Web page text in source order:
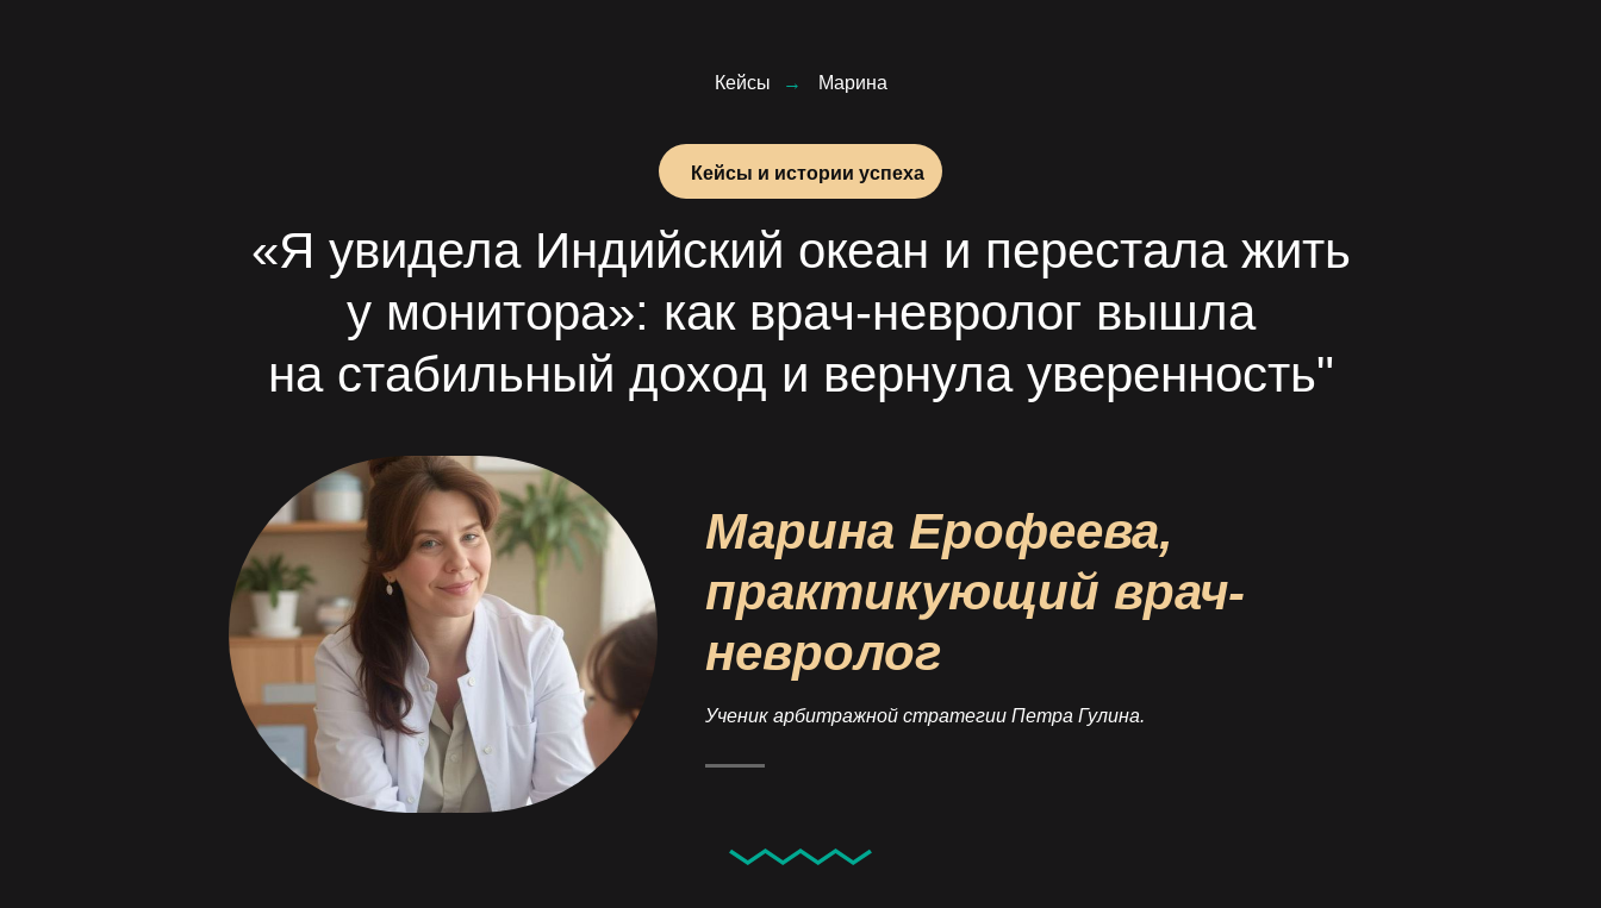
Кейсы → Марина
«Я увидела Индийский океан и перестала жить
у монитора»: как врач-невролог вышла
на стабильный доход и вернула уверенность"
Кейсы и истории успеха
Марина Ерофеева,
практикующий врач-
невролог
Ученик арбитражной стратегии Петра Гулина.